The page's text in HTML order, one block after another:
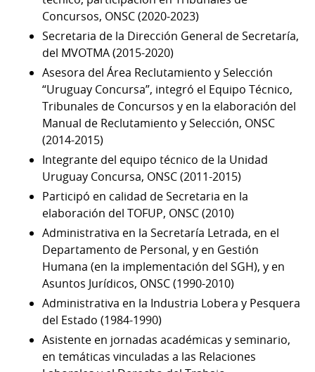
Concursos, ONSC (2020-2023)
Secretaria de la Dirección General de Secretaría,
del MVOTMA (2015-2020)
Asesora del Área Reclutamiento y Selección
“Uruguay Concursa”, integró el Equipo Técnico,
Tribunales de Concursos y en la elaboración del
Manual de Reclutamiento y Selección, ONSC
(2014-2015)
Integrante del equipo técnico de la Unidad
Uruguay Concursa, ONSC (2011-2015)
Participó en calidad de Secretaria en la
elaboración del TOFUP, ONSC (2010)
Administrativa en la Secretaría Letrada, en el
Departamento de Personal, y en Gestión
Humana (en la implementación del SGH), y en
Asuntos Jurídicos, ONSC (1990-2010)
Administrativa en la Industria Lobera y Pesquera
del Estado (1984-1990)
Asistente en jornadas académicas y seminario,
en temáticas vinculadas a las Relaciones